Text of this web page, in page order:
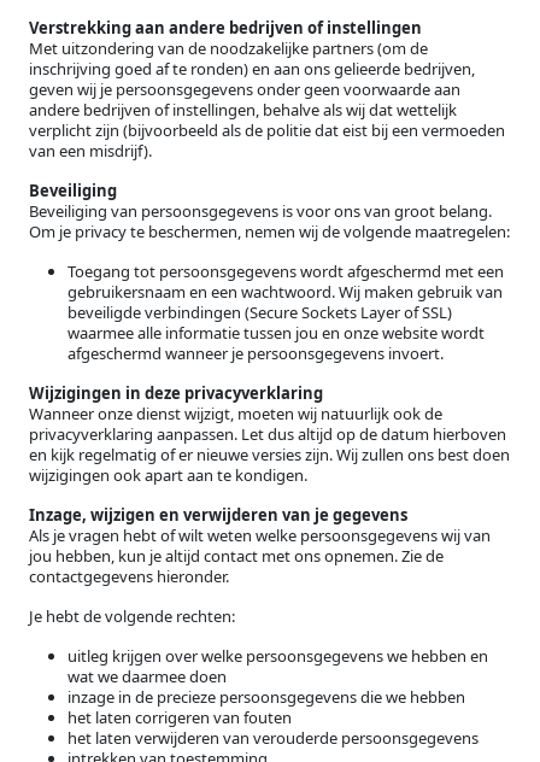
Verstrekking aan andere bedrijven of instellingen
Met uitzondering van de noodzakelijke partners (om de
inschrijving goed af te ronden) en aan ons gelieerde bedrijven,
geven wij je persoonsgegevens onder geen voorwaarde aan
andere bedrijven of instellingen, behalve als wij dat wettelijk
verplicht zijn (bijvoorbeeld als de politie dat eist bij een vermoeden
van een misdrijf).
Beveiliging
Beveiliging van persoonsgegevens is voor ons van groot belang.
Om je privacy te beschermen, nemen wij de volgende maatregelen:
Toegang tot persoonsgegevens wordt afgeschermd met een
gebruikersnaam en een wachtwoord. Wij maken gebruik van
beveiligde verbindingen (Secure Sockets Layer of SSL)
waarmee alle informatie tussen jou en onze website wordt
afgeschermd wanneer je persoonsgegevens invoert.
Wijzigingen in deze privacyverklaring
Wanneer onze dienst wijzigt, moeten wij natuurlijk ook de
privacyverklaring aanpassen. Let dus altijd op de datum hierboven
en kijk regelmatig of er nieuwe versies zijn. Wij zullen ons best doen
wijzigingen ook apart aan te kondigen.
Inzage, wijzigen en verwijderen van je gegevens
Als je vragen hebt of wilt weten welke persoonsgegevens wij van
jou hebben, kun je altijd contact met ons opnemen. Zie de
contactgegevens hieronder.
Je hebt de volgende rechten:
uitleg krijgen over welke persoonsgegevens we hebben en
wat we daarmee doen
inzage in de precieze persoonsgegevens die we hebben
het laten corrigeren van fouten
het laten verwijderen van verouderde persoonsgegevens